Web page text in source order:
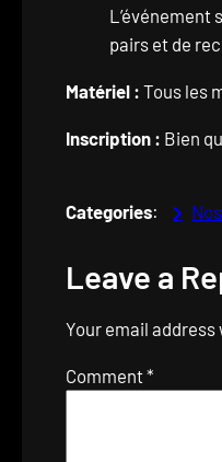
pairs et de
Matériel : Tous les
Inscription : Bien
Categories:
Leave a
Your email
Comment*